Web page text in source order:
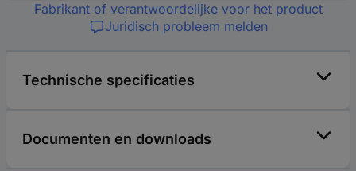
Fabrikant of verantwoordelijke voor het product
Juridisch probleem melden
Technische specificaties
Documenten en downloads